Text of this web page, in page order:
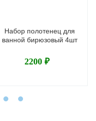
Набор полотенец для
ванной бирюзовый 4шт
2200 ₽